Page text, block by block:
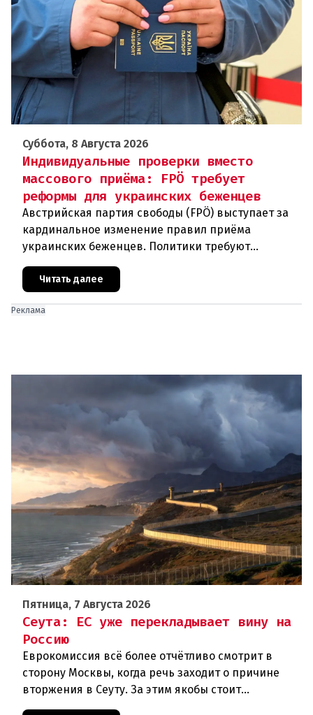
Суббота, 8 Августа 2026
Индивидуальные проверки вместо
массового приёма: FPÖ требует
реформы для украинских беженцев
Австрийская партия свободы (FPÖ) выступает за
кардинальное изменение правил приёма
украинских беженцев. Политики требуют
отменить автоматическое предоставление
убежища и ввести индивидуальные проверки
Читать далее
Реклама
Пятница, 7 Августа 2026
Сеута: ЕС уже перекладывает вину на
Россию
Еврокомиссия всё более отчётливо смотрит в
сторону Москвы, когда речь заходит о причине
вторжения в Сеуту. За этим якобы стоит